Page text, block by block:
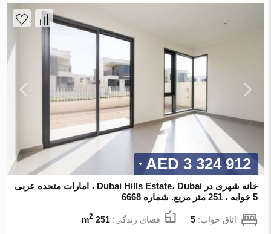
3 324 912 AED
خانه شهری در Dubai Hills Estate، Dubai ، امارات متحده عربی
5 خوابه ، 251 متر مربع. شماره 6668
اتاق خواب:5 فضای زندگی:251 m
2